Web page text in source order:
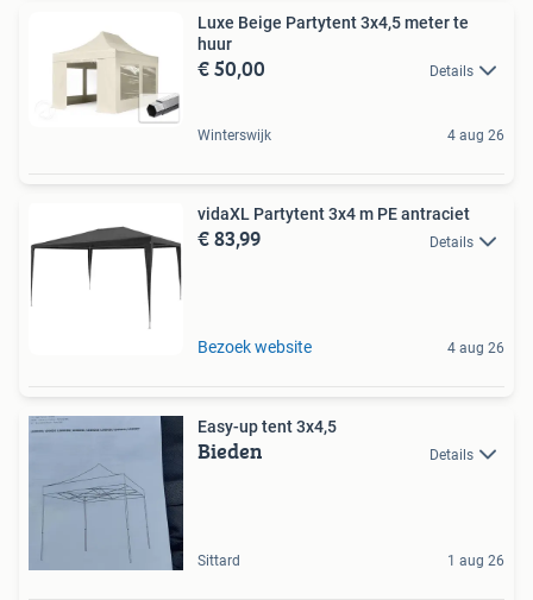
Luxe Beige Partytent 3x4,5 meter te
huur
€ 50,00 Details
Winterswijk 4 aug 26
vidaXL Partytent 3x4 m PE antraciet
€ 83,99 Details
Bezoek website 4 aug 26
Easy-up tent 3x4,5
Bieden Details
Sittard 1 aug 26